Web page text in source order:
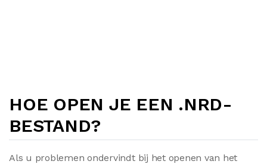
HOE OPEN JE EEN .NRD-
BESTAND?
Als u problemen ondervindt bij het openen van het